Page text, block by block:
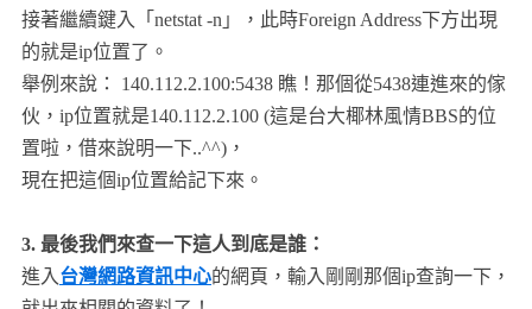
接著繼續鍵入「netstat -n」，此時Foreign Address下方出現
的就是ip位置了。
舉例來說： 140.112.2.100:5438 瞧！那個從5438連進來的傢
伙，ip位置就是140.112.2.100 (這是台大椰林風情BBS的位
置啦，借來說明一下..^^)，
現在把這個ip位置給記下來。
3. 最後我們來查一下這人到底是誰：
進入台灣網路資訊中心的網頁，輸入剛剛那個ip查詢一下，